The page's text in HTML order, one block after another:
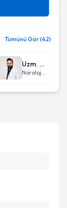
Tümünü Gör (42)
Uzm. Dr. Mert Van
Nöroloji (Beyin ve Sinir Hastalıkları)